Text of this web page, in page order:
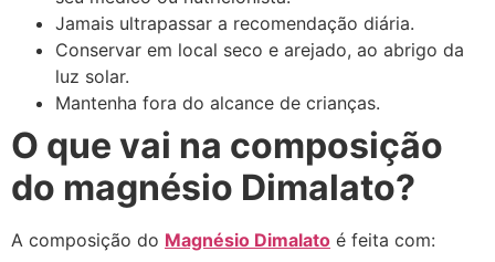
Jamais ultrapassar a recomendação diária.
Conservar em local seco e arejado, ao abrigo da
luz solar.
Mantenha fora do alcance de crianças.
O que vai na composição
do magnésio Dimalato?
A composição do Magnésio Dimalato é feita com: